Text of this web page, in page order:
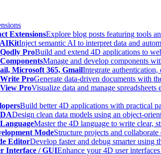
ExtensionsExplore blog posts featuring tools
Inject semantic AI to interpret data and
ProBuild and extend 4D applications to
Manage and develop components
Microsoft 365, GmailIntegrate
ProGenerate data-driven documents with
ProVisualize data and manage spreadsheets
Build better 4D applications with practical
Design clean data models using an object-
Master the 4D language to write clear,
ModeStructure projects and
EditorDevelop faster and debug smarter using
Interface / GUIEnhance your 4D user